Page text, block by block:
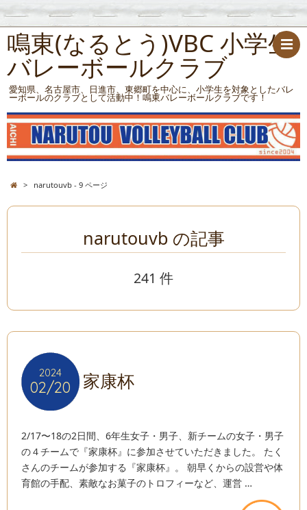
鳴東(なるとう)VBC 小学生
バレーボールクラブ
愛知県、名古屋市、日進市、東郷町を中心に、小学生を対象としたバレ
ーボールのクラブとして活動中！鳴東バレーボールクラブです！
> narutouvb - 9 ページ
narutouvb の記事
241 件
2024
02/20
2024
02/20 家康杯
2/17〜18の2日間、6年生女子・男子、新チームの女子・男子
の４チームで『家康杯』に参加させていただきました。 たく
さんのチームが参加する『家康杯』。 朝早くからの設営や体
育館の手配、素敵なお菓子のトロフィーなど、運営 …